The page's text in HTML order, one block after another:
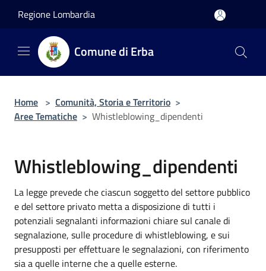
Regione Lombardia
Comune di Erba
Home > Comunità, Storia e Territorio >
Aree Tematiche > Whistleblowing_dipendenti
Whistleblowing_dipendenti
La legge prevede che ciascun soggetto del settore pubblico
e del settore privato metta a disposizione di tutti i
potenziali segnalanti informazioni chiare sul canale di
segnalazione, sulle procedure di whistleblowing, e sui
presupposti per effettuare le segnalazioni, con riferimento
sia a quelle interne che a quelle esterne.